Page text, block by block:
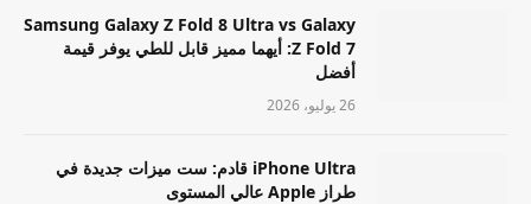
Samsung Galaxy Z Fold 8 Ultra vs Galaxy
Z Fold 7: أيهما مميز قابل للطي يوفر قيمة
أفضل
26 يوليو، 2026
iPhone Ultra قادم: ست ميزات جديدة في
طراز Apple عالي المستوى